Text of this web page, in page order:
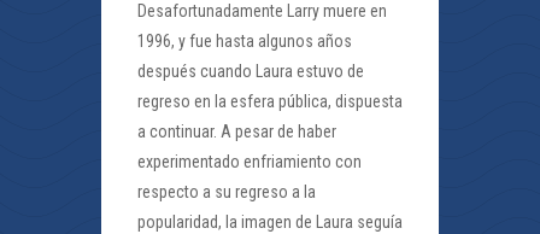
Desafortunadamente Larry muere en
1996, y fue hasta algunos años
después cuando Laura estuvo de
regreso en la esfera pública, dispuesta
a continuar. A pesar de haber
experimentado enfriamiento con
respecto a su regreso a la
popularidad, la imagen de Laura seguía